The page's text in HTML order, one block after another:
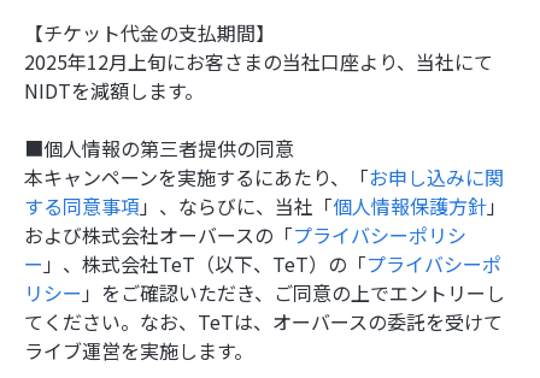
【チケット代金の支払期間】
2025年12月上旬にお客さまの当社口座より、当社にて
NIDTを減額します。
■個人情報の第三者提供の同意
本キャンペーンを実施するにあたり、「お申し込みに関
する同意事項 」、ならびに、当社「個人情報保護方針」
および株式会社オーバースの「プライバシーポリシ
ー 」、株式会社TeT（以下、TeT）の「プライバシーポ
リシー 」をご確認いただき、ご同意の上でエントリーし
てください。なお、TeTは、オーバースの委託を受けて
ライブ運営を実施します。